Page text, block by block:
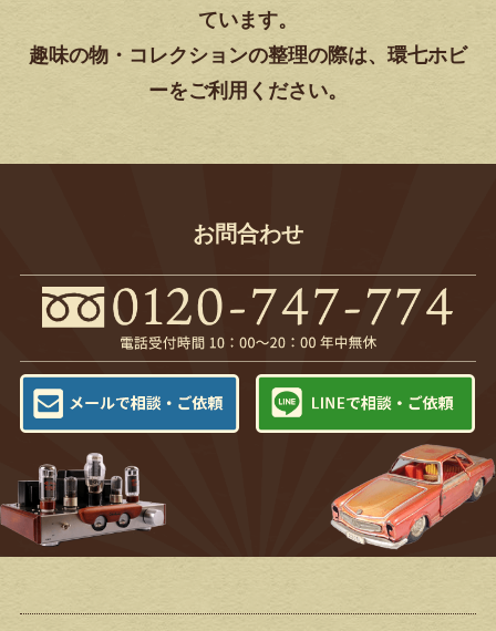
ています。
趣味の物・コレクションの整理の際は、環七ホビ
ーをご利用ください。
お問合わせ